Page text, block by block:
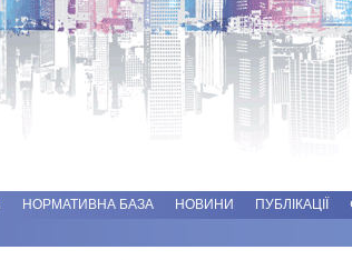
НОРМАТИВНА БАЗА НОВИНИ ПУБЛІКАЦІЇ